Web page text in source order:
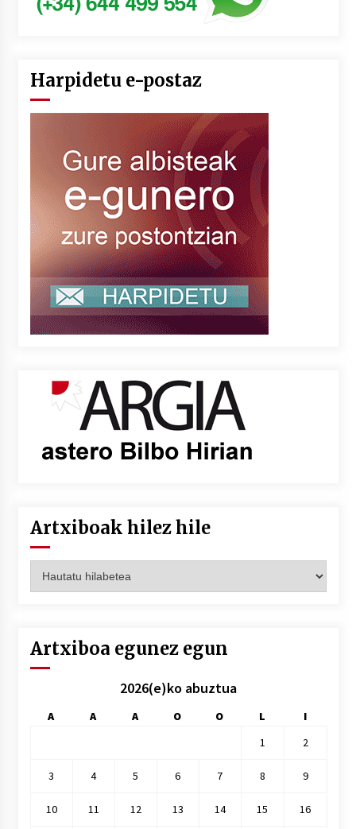
Harpidetu e-postaz
Artxiboak hilez hile
hilez
Artxiboa egunez egun
2026(e)ko abuztua
A A A O O L
I
1
2
3 4 5 6 7 8 9
10 11 12 13 14 15 16